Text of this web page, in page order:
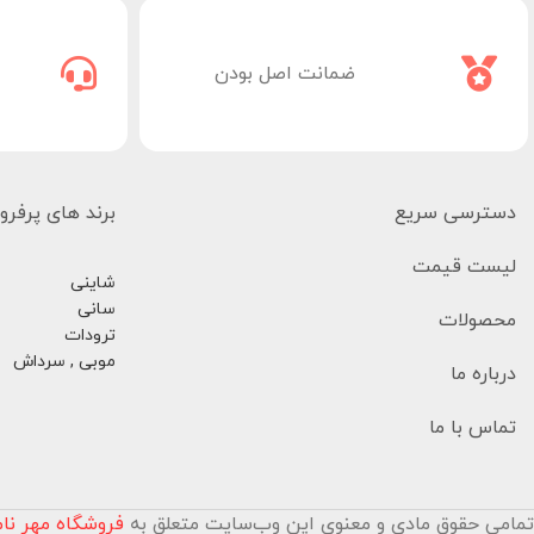
ضمانت اصل بودن
برند های
شاینی
سانی
ترودات
موبی , سرداش
دسترسی سریع
لیست قیمت
محصولات
درباره ما
تماس با ما
تمامی حقوق مادی و معنوی این وب‌سایت متعلق به فروشگاه مهر